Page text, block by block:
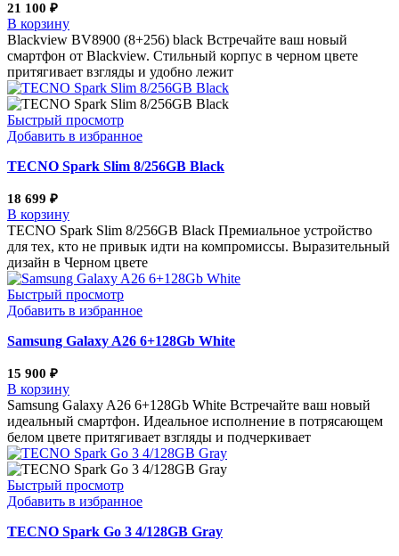
21 100 ₽
В корзину
Blackview BV8900 (8+256) black Встречайте ваш новый
смартфон от Blackview. Стильный корпус в черном цвете
притягивает взгляды и удобно лежит
Быстрый просмотр
Добавить в избранное
TECNO Spark Slim 8/256GB Black
18 699 ₽
В корзину
TECNO Spark Slim 8/256GB Black Премиальное устройство
для тех, кто не привык идти на компромиссы. Выразительный
дизайн в Черном цвете
Быстрый просмотр
Добавить в избранное
Samsung Galaxy A26 6+128Gb White
15 900 ₽
В корзину
Samsung Galaxy A26 6+128Gb White Встречайте ваш новый
идеальный смартфон. Идеальное исполнение в потрясающем
белом цвете притягивает взгляды и подчеркивает
Быстрый просмотр
Добавить в избранное
TECNO Spark Go 3 4/128GB Gray